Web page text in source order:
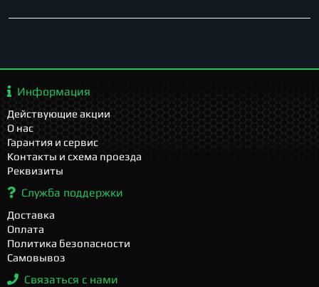
Информация
Действующие акции
О нас
Гарантия и сервис
Контакты и схема проезда
Реквизиты
Служба поддержки
Доставка
Оплата
Политика безопасности
Самовывоз
Связаться с нами